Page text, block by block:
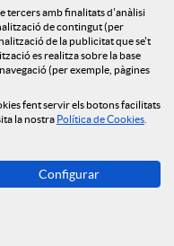
geopolítica i
segona meitat del
tercers amb finalitats d'anàlisi
de contingut (per
de la publicitat que se't
es realitza sobre la base
(per exemple, pàgines
fent servir els botons facilitats
la nostra Política de Cookies
Configurar